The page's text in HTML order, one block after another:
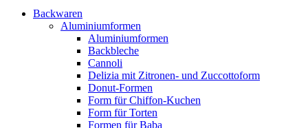
Backwaren
Aluminiumformen
Aluminiumformen
Backbleche
Cannoli
Delizia mit Zitronen- und Zuccottoform
Donut-Formen
Form für Chiffon-Kuchen
Form für Torten
Formen für Baba